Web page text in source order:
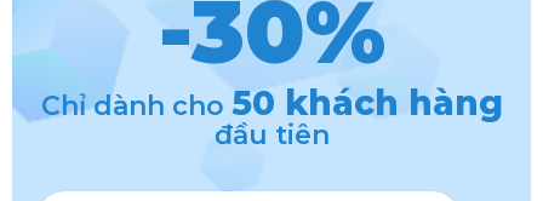
Chỉ dành cho 50 khách hàng
đầu tiên